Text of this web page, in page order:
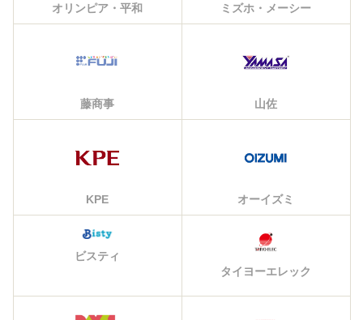
オリンピア・平和 ミズホ・メーシー
藤商事 山佐
KPE オーイズミ
ビスティ
タイヨーエレック